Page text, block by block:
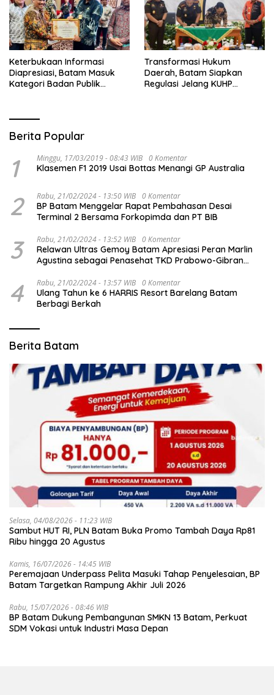
Keterbukaan Informasi
Diapresiasi, Batam Masuk
Kategori Badan Publik
Transformasi Hukum
Daerah, Batam Siapkan
Regulasi Jelang KUHP
Berita Popular
1 Minggu, 17/03/2019 - 08:43 WIB 0 Komentar
Klasemen F1 2019 Usai Bottas Menangi GP Australia
2 Rabu, 21/02/2024 - 13:50 WIB 0 Komentar
BP Batam Menggelar Rapat Pembahasan Desai
Terminal 2 Bersama Forkopimda dan PT BIB
3 Rabu, 21/02/2024 - 13:52 WIB 0 Komentar
Relawan Ultras Gemoy Batam Apresiasi Peran Marlin
Agustina sebagai Penasehat TKD Prabowo-Gibran
4 Rabu, 21/02/2024 - 13:57 WIB 0 Komentar
Ulang Tahun ke 6 HARRIS Resort Barelang Batam
Berbagi Berkah
Berita Batam
Selasa, 04/08/2026 - 11:23 WIB
Sambut HUT RI, PLN Batam Buka Promo Tambah Daya Rp81
Ribu hingga 20 Agustus
Kamis, 16/07/2026 - 14:45 WIB
Peremajaan Underpass Pelita Masuki Tahap Penyelesaian, BP
Batam Targetkan Rampung Akhir Juli 2026
Rabu, 15/07/2026 - 08:46 WIB
BP Batam Dukung Pembangunan SMKN 13 Batam, Perkuat
SDM Vokasi untuk Industri Masa Depan